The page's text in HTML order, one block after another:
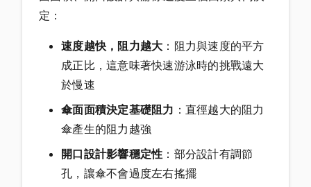
定：
速度越快，阻力越大 ：阻力與速度的平方
成正比，這意味著快速游泳時的挑戰遠大
於慢速
傘面面積決定基礎阻力 ：直徑越大的阻力
傘產生的阻力越強
開口設計影響穩定性 ：部分設計有調節
孔，讓傘不會過度左右搖擺